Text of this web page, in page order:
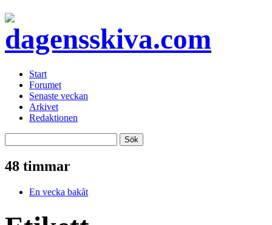
Start
Forumet
Senaste veckan
Arkivet
Redaktionen
48 timmar
En vecka bakåt